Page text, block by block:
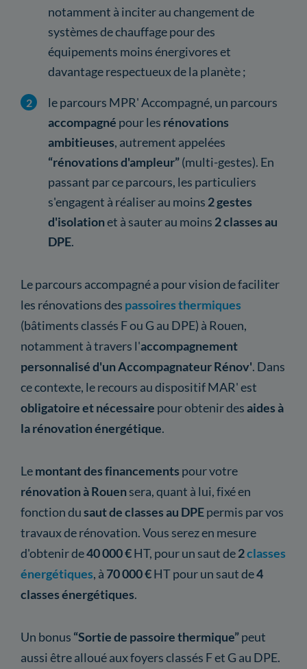
notamment à inciter au changement de
systèmes de chauffage pour des
équipements moins énergivores et
davantage respectueux de la planète ;
le parcours MPR' Accompagné, un parcours
accompagné pour les rénovations
ambitieuses, autrement appelées
“rénovations d'ampleur”(multi-gestes). En
passant par ce parcours, les particuliers
s'engagent à réaliser au moins 2 gestes
d'isolationet à sauter au moins 2 classes au
DPE.
Le parcours accompagné a pour vision de faciliter
les rénovations des passoires thermiques
(bâtiments classés F ou G au DPE) à Rouen,
notamment à travers l'accompagnement
personnalisé d'un Accompagnateur Rénov'. Dans
ce contexte, le recours au dispositif MAR' est
obligatoire et nécessaire pour obtenir desaides à
la rénovation énergétique.
Lemontant des financements pour votre
rénovation à Rouensera, quant à lui, fixé en
fonction dusaut de classes au DPEpermis par vos
travaux de rénovation. Vous serez en mesure
d'obtenir de40 000 €HT, pour un saut de2classes
énergétiques, à 70 000 €HT pour un saut de4
classes énergétiques.
Un bonus “Sortie de passoire thermique”peut
aussi être alloué aux foyers classés F et G au DPE.